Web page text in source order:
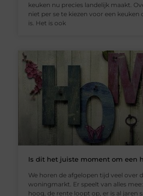
keuken nu precies landelijk maakt.
niet per se te kiezen voor een keuken
is. Het is ook
Is dit het juiste moment om een
We horen de afgelopen tijd veel over
woningmarkt. Er speelt van alles
hoog, de rente loopt op, er is al jaren